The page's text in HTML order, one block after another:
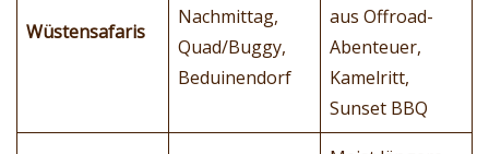
Wüstensafaris
Nachmittag,
Quad/Buggy,
Beduinendorf
aus Offroad-
Abenteuer,
Kamelritt,
Sunset BBQ